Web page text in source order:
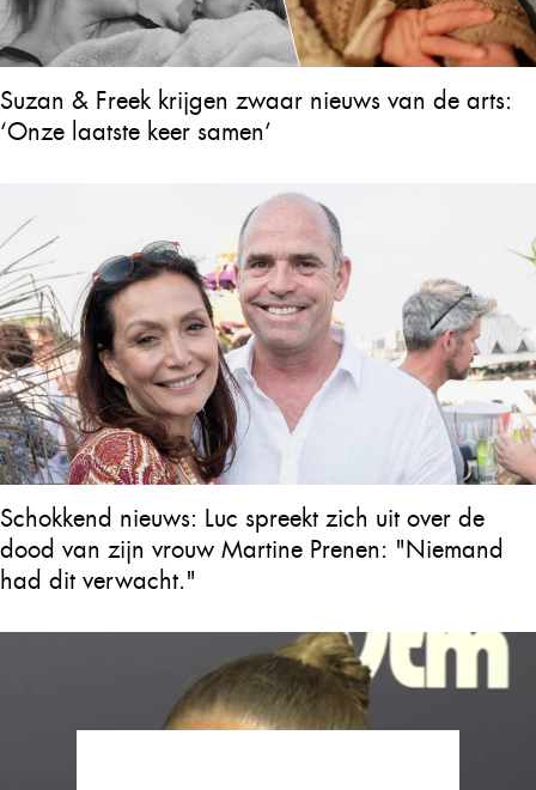
Suzan & Freek krijgen zwaar nieuws van de arts:
‘Onze laatste keer samen’
Schokkend nieuws: Luc spreekt zich uit over de
dood van zijn vrouw Martine Prenen: "Niemand
had dit verwacht."